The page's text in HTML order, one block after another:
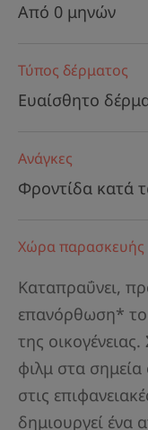
Από 0 μηνών
Τύπος δέρματος
Ευαίσθητο
Ανάγκες
Φροντίδα κατά
Χώρα παρασκευής
Καταπραΰνει,
επανόρθωση*
της
φιλμ στα σημεία
στις
δημιουργεί ένα